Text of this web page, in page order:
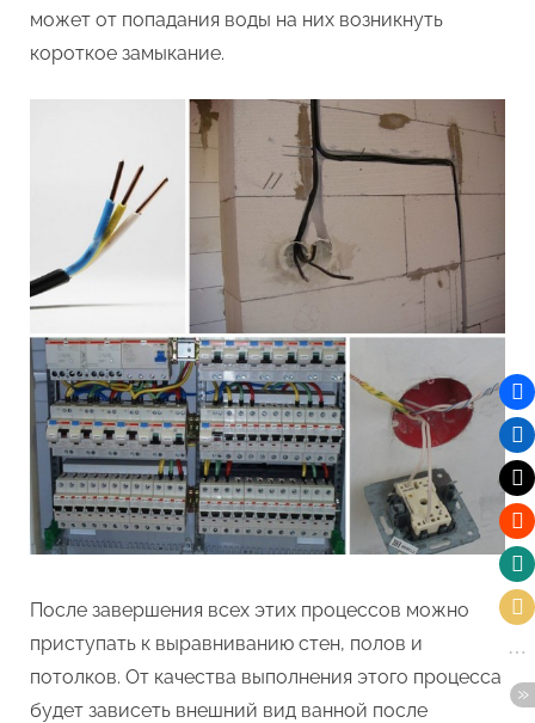
может от попадания воды на них возникнуть
короткое замыкание.
После завершения всех этих процессов можно
приступать к выравниванию стен, полов и
потолков. От качества выполнения этого процесса
будет зависеть внешний вид ванной после